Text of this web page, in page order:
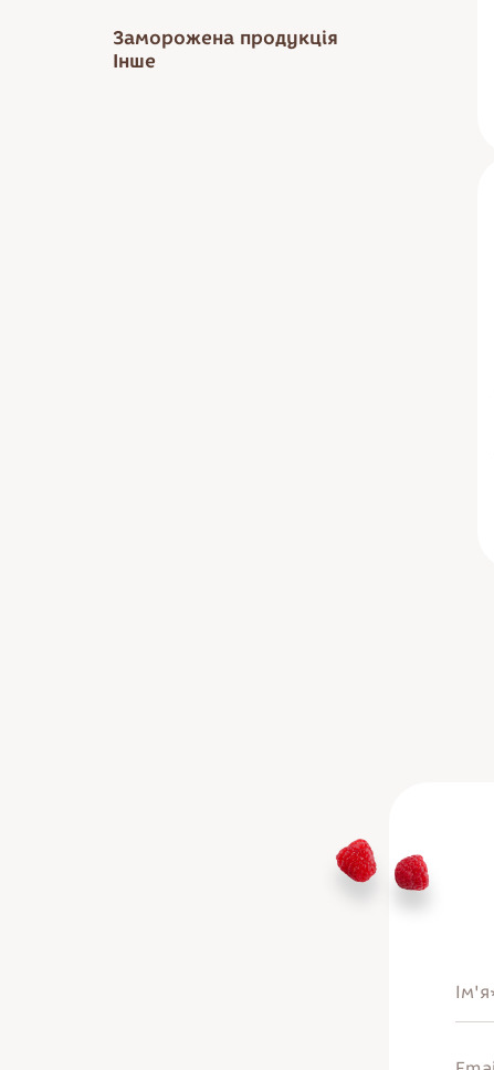
Заморожена продукція
Інше